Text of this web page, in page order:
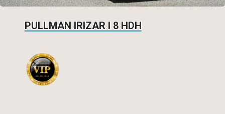
PULLMAN IRIZAR I 8 HDH